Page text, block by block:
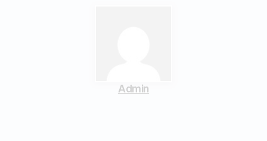
Admin